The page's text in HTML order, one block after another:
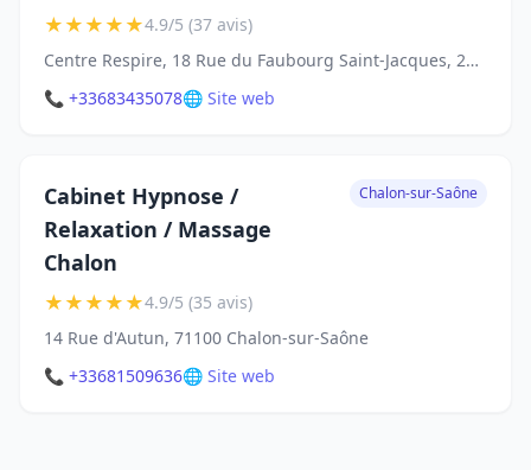
★★★★★4.9/5 (37 avis)
Centre Respire, 18 Rue du Faubourg Saint-Jacques, 21200 Beaune
📞 +33683435078🌐 Site web
Cabinet Hypnose /
Relaxation / Massage
Chalon
Chalon-sur-Saône
★★★★★4.9/5 (35 avis)
14 Rue d'Autun, 71100 Chalon-sur-Saône
📞 +33681509636🌐 Site web